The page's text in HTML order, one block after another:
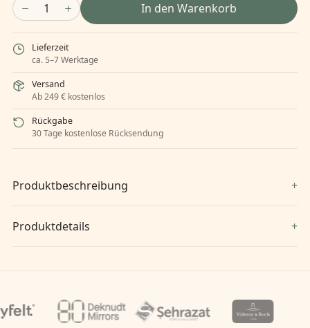
1 In den Warenkorb
Lieferzeit
ca. 5–7 Werktage
Versand
Ab 249 € kostenlos
Rückgabe
30 Tage kostenlose Rücksendung
Produktbeschreibung
Produktdetails